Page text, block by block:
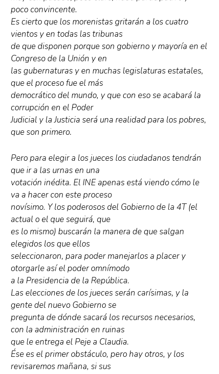
poco convincente.
Es cierto que los morenistas gritarán a los cuatro
vientos y en todas las tribunas
de que disponen porque son gobierno y mayoría en el
Congreso de la Unión y en
las gubernaturas y en muchas legislaturas estatales,
que el proceso fue el más
democrático del mundo, y que con eso se acabará la
corrupción en el Poder
Judicial y la Justicia será una realidad para los pobres,
que son primero.
Pero para elegir a los jueces los ciudadanos tendrán
que ir a las urnas en una
votación inédita. El INE apenas está viendo cómo le
va a hacer con este proceso
novísimo. Y los poderosos del Gobierno de la 4T (el
actual o el que seguirá, que
es lo mismo) buscarán la manera de que salgan
elegidos los que ellos
seleccionaron, para poder manejarlos a placer y
otorgarle así el poder omnímodo
a la Presidencia de la República.
Las elecciones de los jueces serán carísimas, y la
gente del nuevo Gobierno se
pregunta de dónde sacará los recursos necesarios,
con la administración en ruinas
que le entrega el Peje a Claudia.
Ése es el primer obstáculo, pero hay otros, y los
revisaremos mañana, si sus